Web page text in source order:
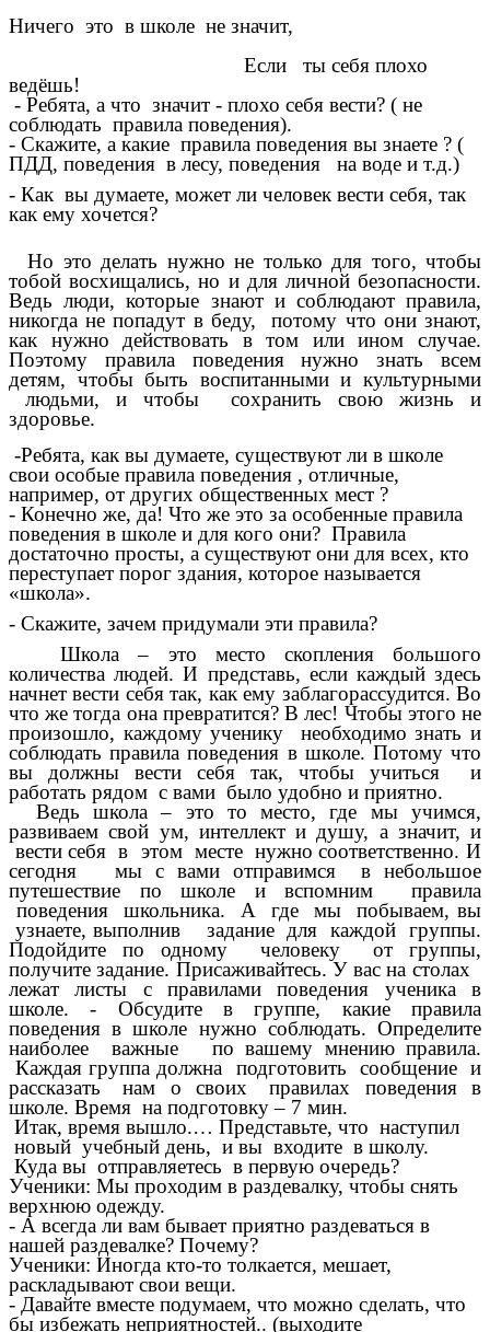
Ничего это в школе не значит,
Если ты себя плохо
ведёшь!
- Ребята, а что значит - плохо себя вести? ( не
соблюдать правила поведения).
- Скажите, а какие правила поведения вы знаете ? (
ПДД, поведения в лесу, поведения на воде и т.д.)
- Как вы думаете, может ли человек вести себя, так
как ему хочется?
Но это делать нужно не только для того, чтобы
тобой восхищались, но и для личной безопасности.
Ведь люди, которые знают и соблюдают правила,
никогда не попадут в беду, потому что они знают,
как нужно действовать в том или ином случае.
Поэтому правила поведения нужно знать всем
детям, чтобы быть воспитанными и культурными
людьми, и чтобы сохранить свою жизнь и
здоровье.
-Ребята, как вы думаете, существуют ли в школе
свои особые правила поведения , отличные,
например, от других общественных мест ?
- Конечно же, да! Что же это за особенные правила
поведения в школе и для кого они? Правила
достаточно просты, а существуют они для всех, кто
переступает порог здания, которое называется
«школа».
- Скажите, зачем придумали эти правила?
Школа – это место скопления большого
количества людей. И представь, если каждый здесь
начнет вести себя так, как ему заблагорассудится. Во
что же тогда она превратится? В лес! Чтобы этого не
произошло, каждому ученику необходимо знать и
соблюдать правила поведения в школе. Потому что
вы должны вести себя так, чтобы учиться и
работать рядом с вами было удобно и приятно.
Ведь школа – это то место, где мы учимся,
развиваем свой ум, интеллект и душу, а значит, и
вести себя в этом месте нужно соответственно. И
сегодня мы с вами отправимся в небольшое
путешествие по школе и вспомним правила
поведения школьника. А где мы побываем, вы
узнаете, выполнив задание для каждой группы.
Подойдите по одному человеку от группы,
получите задание. Присаживайтесь. У вас на столах
лежат листы с правилами поведения ученика в
школе. - Обсудите в группе, какие правила
поведения в школе нужно соблюдать. Определите
наиболее важные по вашему мнению правила.
Каждая группа должна подготовить сообщение и
рассказать нам о своих правилах поведения в
школе. Время на подготовку – 7 мин.
Итак, время вышло.… Представьте, что наступил
новый учебный день, и вы входите в школу.
Куда вы отправляетесь в первую очередь?
Ученики: Мы проходим в раздевалку, чтобы снять
верхнюю одежду.
- А всегда ли вам бывает приятно раздеваться в
нашей раздевалке? Почему?
Ученики: Иногда кто-то толкается, мешает,
раскладывают свои вещи.
- Давайте вместе подумаем, что можно сделать, что
бы избежать неприятностей.. (выходите